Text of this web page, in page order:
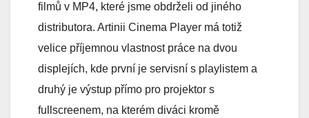
filmů v MP4, které jsme obdrželi od jiného
distributora. Artinii Cinema Player má totiž
velice příjemnou vlastnost práce na dvou
displejích, kde první je servisní s playlistem a
druhý je výstup přímo pro projektor s
fullscreenem, na kterém diváci kromě